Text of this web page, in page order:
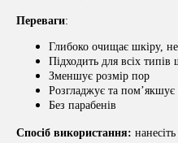
Переваги:
Глибоко очищає шкіру,
Підходить для всіх типів
Зменшує розмір пор
Розгладжує та пом’якшує
Без парабенів
Спосіб використання: